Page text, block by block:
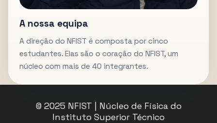
A nossa equipa
A direção do NFIST é composta por cinco
estudantes. Elas são o coração do NFIST, um
núcleo com mais de 40 integrantes.
© 2025 NFIST | Núcleo de Física do
Instituto Superior Técnico